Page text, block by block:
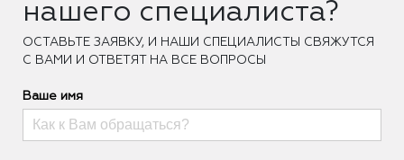
нашего специалиста?
ОCТАВЬТЕ ЗАЯВКУ, И НАШИ СПЕЦИАЛИСТЫ СВЯЖУТСЯ
С ВАМИ И ОТВЕТЯТ НА ВСЕ ВОПРОСЫ
Ваше имя